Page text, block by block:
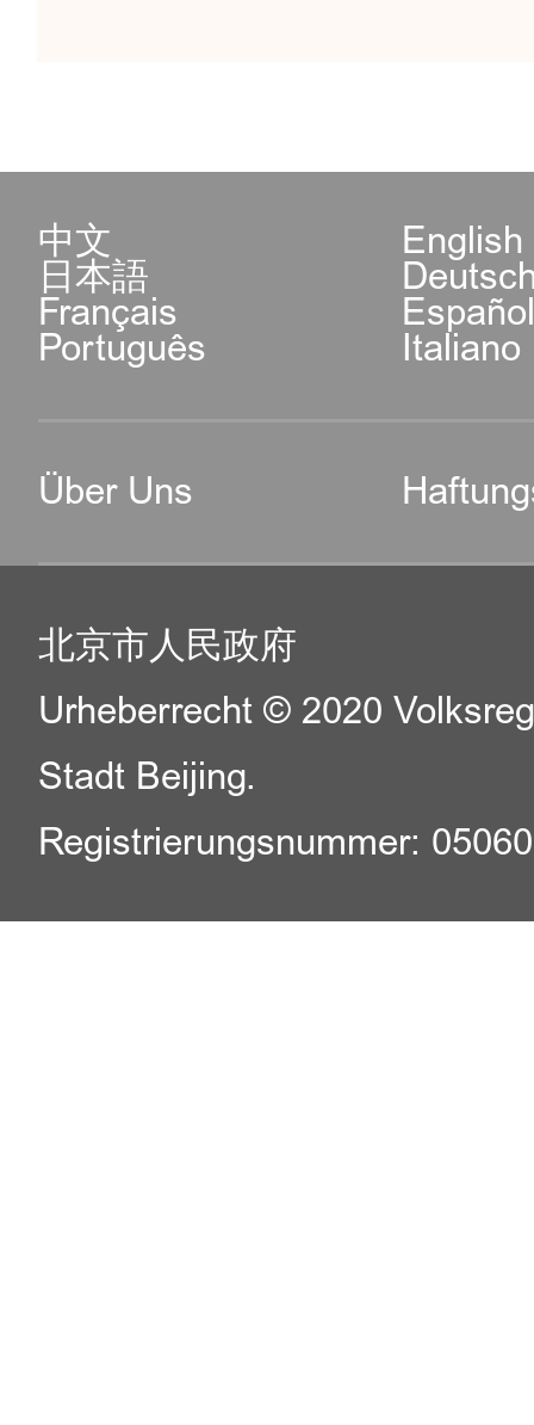
中文 English
日本語
Français
Português Italiano
Über Uns
北京市人民政府
Urheberrecht © 2020
Stadt Beijing.
Registrierungsnummer: